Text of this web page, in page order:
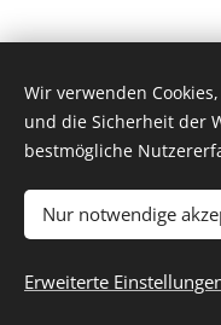
All rights
Wir verwenden
und die Sicherheit der
bestmögliche
Nur notwendige
Erweiterte